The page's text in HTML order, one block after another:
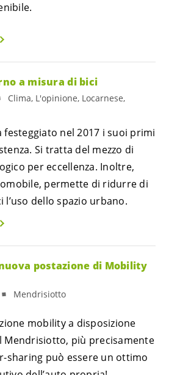
a misura di bici
Clima, L'opinione, Locarnese,
festeggiato nel 2017 i suoi primi
Si tratta del mezzo di
per eccellenza. Inoltre,
permette di ridurre di
l’uso dello spazio urbano.
postazione di Mobility
Mendrisiotto
mobility a disposizione
Mendrisiotto, più precisamente
sharing può essere un ottimo